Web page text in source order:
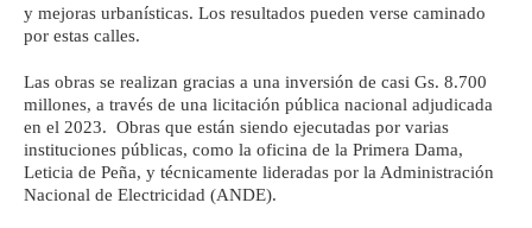
y mejoras urbanísticas. Los resultados pueden verse caminado
por estas calles.
Las obras se realizan gracias a una inversión de casi Gs. 8.700
millones, a través de una licitación pública nacional adjudicada
en el 2023. Obras que están siendo ejecutadas por varias
instituciones públicas, como la oficina de la Primera Dama,
Leticia de Peña, y técnicamente lideradas por la Administración
Nacional de Electricidad (ANDE).